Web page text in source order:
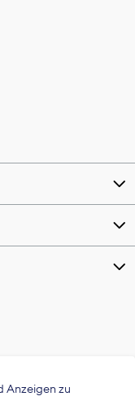
Anzeigen zu